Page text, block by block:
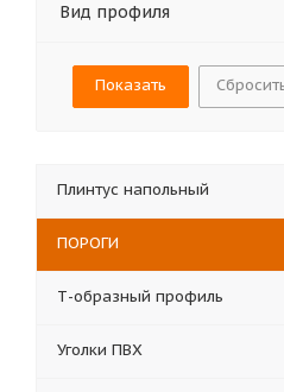
Вид профиля
Плинтус напольный
ПОРОГИ
Т-образный профиль
Уголки ПВХ